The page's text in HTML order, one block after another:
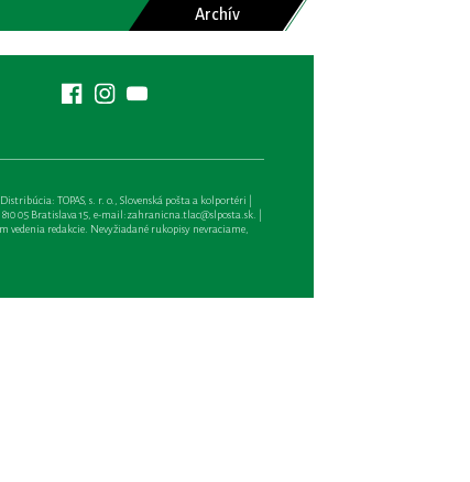
Archív
TOPAS, s. r. o., Slovenská pošta a kolportéri |
05 Bratislava 15, e-mail:zahranicna.tlac@slposta.sk. |
redakcie. Nevyžiadané rukopisy nevraciame,